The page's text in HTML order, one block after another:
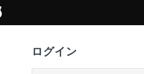
ログイン